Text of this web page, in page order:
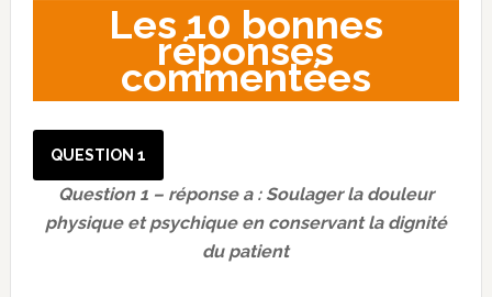
Les 10 bonnes
réponses
commentées
QUESTION 1
Question 1 – réponse a : Soulager la douleur
physique et psychique en conservant la dignité
du patient